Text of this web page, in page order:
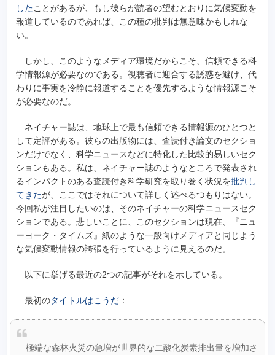
したことがあるが、もし彼らが読者の望むとおりに気候変動を
報道しているのであれば、この種の批判は無意味かもしれな
い。
しかし、このようなメディア環境だからこそ、信頼できる科
学情報源が必要なのである。視聴者に迎合する誘惑を避け、代
わりに事実を冷静に報道することを優先するような情報源こそ
が必要なのだ。
ネイチャー誌は、地球上で最も信頼できる情報源のひとつと
して定評がある。彼らの出版物には、査読付き論文のセクショ
ンだけでなく、科学ニュースなどに特化した比較的易しいセク
ションもある。私は、ネイチャー誌のようなところで発表され
るインパクトのある査読付き科学研究を取り巻く状況を批判し
てきたが、ここではそれについて詳しく述べるつもりはない。
今回私が注目したいのは、そのネイチャーの科学ニュースセク
ションである。悲しいことに、このセクションは現在、『ニュ
ーヨーク・タイムズ』紙のような一般向けメディアと同じよう
な気候変動情報の誇張を行っているように見えるのだ。
以下に挙げる最近の2つの記事がそれを示している。
最初のタイトルはこうだ：
極端な森林火災の急増が世界的な二酸化炭素排出量を増加さ